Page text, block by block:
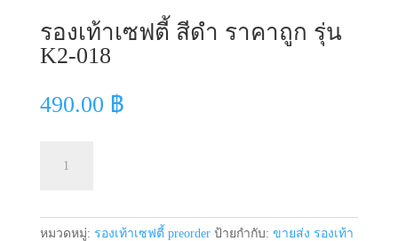
รองเท้าเซฟตี้ สีดำ ราคาถูก รุ่น
K2-018
490.00 ฿
รองเท้า
ราคา
หมวดหมู่: รองเท้าเซฟตี้ preorder ป้ายกำกับ: ขายส่ง รองเท้า